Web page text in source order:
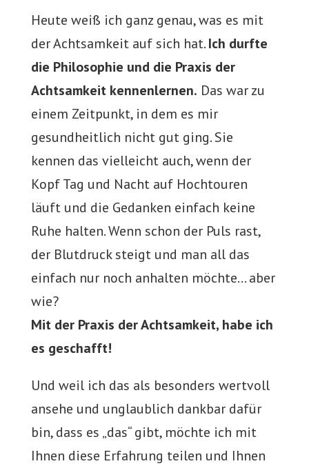
Heute weiß ich ganz genau, was es mit
der Achtsamkeit auf sich hat.Ich durfte
die Philosophie und die Praxis der
Achtsamkeit kennenlernen. Das war zu
einem Zeitpunkt, in dem es mir
gesundheitlich nicht gut ging. Sie
kennen das vielleicht auch, wenn der
Kopf Tag und Nacht auf Hochtouren
läuft und die Gedanken einfach keine
Ruhe halten. Wenn schon der Puls rast,
der Blutdruck steigt und man all das
einfach nur noch anhalten möchte… aber
wie?
Mit der Praxis der Achtsamkeit, habe ich
es geschafft!
Und weil ich das als besonders wertvoll
ansehe und unglaublich dankbar dafür
bin, dass es „das“ gibt, möchte ich mit
Ihnen diese Erfahrung teilen und Ihnen